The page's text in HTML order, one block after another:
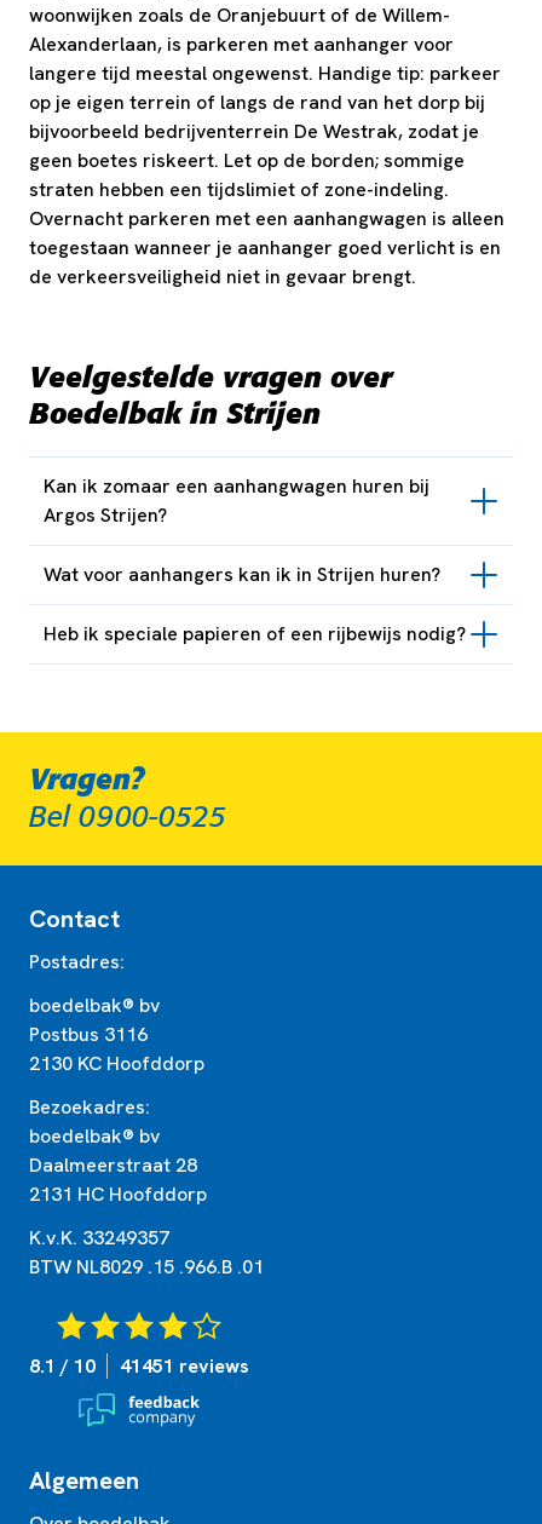
woonwijken zoals de Oranjebuurt of de Willem-
Alexanderlaan, is parkeren met aanhanger voor
langere tijd meestal ongewenst. Handige tip: parkeer
op je eigen terrein of langs de rand van het dorp bij
bijvoorbeeld bedrijventerrein De Westrak, zodat je
geen boetes riskeert. Let op de borden; sommige
straten hebben een tijdslimiet of zone-indeling.
Overnacht parkeren met een aanhangwagen is alleen
toegestaan wanneer je aanhanger goed verlicht is en
de verkeersveiligheid niet in gevaar brengt.
Veelgestelde vragen over
Boedelbak in Strijen
Kan ik zomaar een aanhangwagen huren bij
Argos Strijen?
Wat voor aanhangers kan ik in Strijen huren?
Heb ik speciale papieren of een rijbewijs nodig?
Vragen?
Bel 0900-0525
Contact
Postadres:
boedelbak® bv
Postbus 3116
2130 KC Hoofddorp
Bezoekadres:
boedelbak® bv
Daalmeerstraat 28
2131 HC Hoofddorp
K.v.K. 33249357
BTW NL8029 .15 .966.B .01
8.1 / 10 41451 reviews
Algemeen